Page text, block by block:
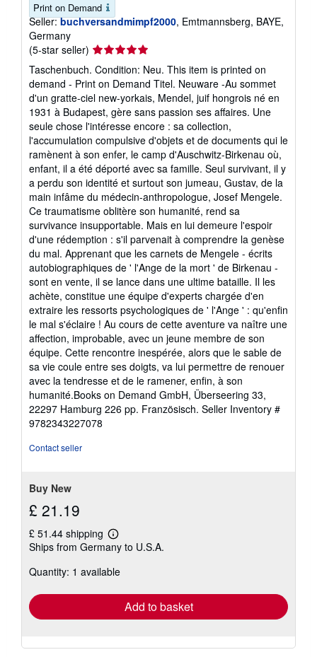
Print on Demand
Seller: buchversandmimpf2000, Emtmannsberg, BAYE,
Germany
(5-star seller) Seller
rating
5
out
of
5
stars
Taschenbuch. Condition: Neu. This item is printed on
demand - Print on Demand Titel. Neuware -Au sommet
d'un gratte-ciel new-yorkais, Mendel, juif hongrois né en
1931 à Budapest, gère sans passion ses affaires. Une
seule chose l'intéresse encore : sa collection,
l'accumulation compulsive d'objets et de documents qui le
ramènent à son enfer, le camp d'Auschwitz-Birkenau où,
enfant, il a été déporté avec sa famille. Seul survivant, il y
a perdu son identité et surtout son jumeau, Gustav, de la
main infâme du médecin-anthropologue, Josef Mengele.
Ce traumatisme oblitère son humanité, rend sa
survivance insupportable. Mais en lui demeure l'espoir
d'une rédemption : s'il parvenait à comprendre la genèse
du mal. Apprenant que les carnets de Mengele - écrits
autobiographiques de ' l'Ange de la mort ' de Birkenau -
sont en vente, il se lance dans une ultime bataille. Il les
achète, constitue une équipe d'experts chargée d'en
extraire les ressorts psychologiques de ' l'Ange ' : qu'enfin
le mal s'éclaire ! Au cours de cette aventure va naître une
affection, improbable, avec un jeune membre de son
équipe. Cette rencontre inespérée, alors que le sable de
sa vie coule entre ses doigts, va lui permettre de renouer
avec la tendresse et de le ramener, enfin, à son
humanité.Books on Demand GmbH, Überseering 33,
22297 Hamburg 226 pp. Französisch. Seller Inventory #
9782343227078
Contact seller
Buy New
£ 21.19
£ 51.44 shipping
Learn
more
shipping
Ships from Germany to U.S.A.
Quantity: 1 available
Add to basket